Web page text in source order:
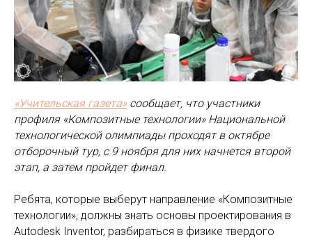
«Учительская газета»сообщает, что участники
профиля «Композитные технологии» Национальной
технологической олимпиады проходят в октябре
отборочный тур, с 9 ноября для них начнется второй
этап, а затем пройдет финал.
Ребята, которые выберут направление «Композитные
технологии», должны знать основы проектирования в
Autodesk Inventor, разбираться в физике твердого